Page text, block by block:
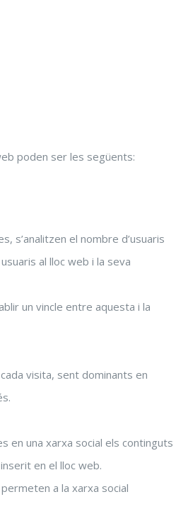
poden ser les següents:
s’analitzen el nombre d’usuaris
al lloc web i la seva
un vincle entre aquesta i la
visita, sent dominants en
en una xarxa social els continguts
en el lloc web.
a la xarxa social